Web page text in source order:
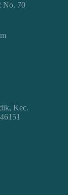
No. 70
Kec.